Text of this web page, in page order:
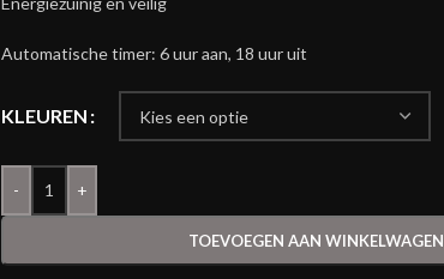
Automatische timer: 6 uur aan, 18 uur uit
KLEUREN
- +
TOEVOEGEN AAN WINKELWAGEN